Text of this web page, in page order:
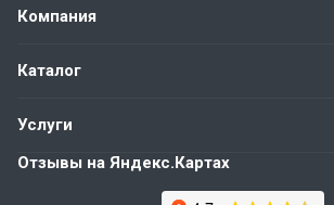
Компания
Каталог
Услуги
Отзывы на Яндекс.Картах